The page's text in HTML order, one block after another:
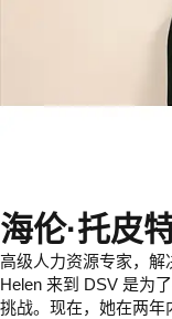
海伦·托皮
高级人力资源专家，解
Helen 来到 DSV 是为
挑战。现在，她在两年